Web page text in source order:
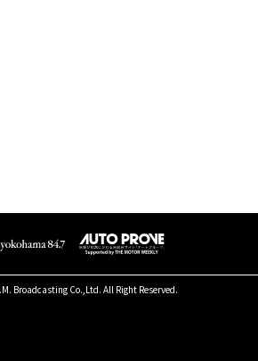
Broadcasting Co.,Ltd. All Right Reserved.